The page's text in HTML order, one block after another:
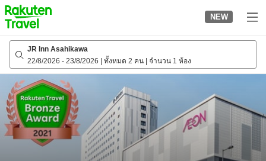
to
top
page
NEW
JR Inn Asahikawa
22/8/2026 - 23/8/2026 ทั้งหมด 2 คน จำนวน 1 ห้อง